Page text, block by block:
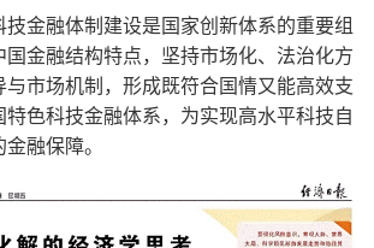
技金融体制建设是国家创新体系的重要组
国金融结构特点，坚持市场化、法治化方
与市场机制，形成既符合国情又能高效支
色科技金融体系，为实现高水平科技自
融保障。